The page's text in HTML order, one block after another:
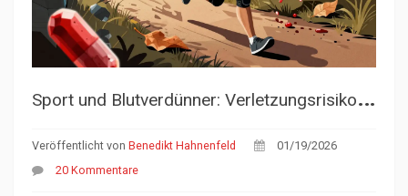
S
port und Blutverdünner: Verletzungsrisiko und Schutzstrategien
Veröffentlicht von Benedikt Hahnenfeld
01/19/2026
20 Kommentare